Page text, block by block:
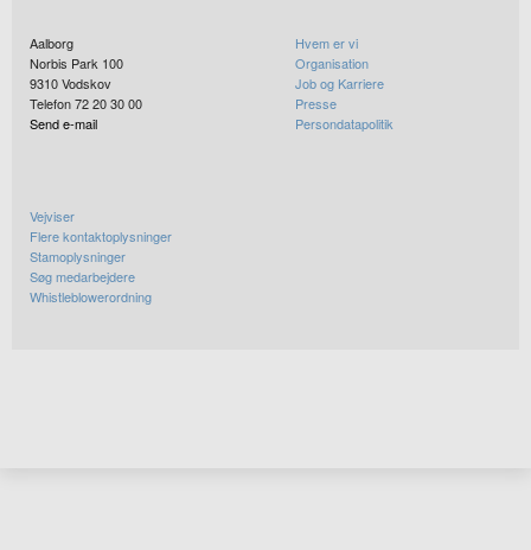
Aalborg
Norbis Park 100
9310Vodskov
Telefon 72 20 30 00
Send e-mail
Hvem er vi
Organisation
Job og Karriere
Presse
Persondatapolitik
Vejviser
Flere kontaktoplysninger
Stamoplysninger
Søg medarbejdere
Whistleblowerordning